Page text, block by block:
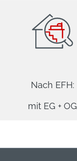
Nach EFH:
mit EG + OG